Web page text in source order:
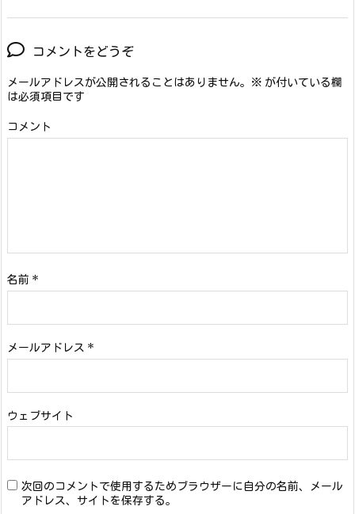
コメントをどうぞ
メールアドレスが公開されることはありません。 ※ が付いている欄
は必須項目です
コメント
名前 *
メールアドレス *
ウェブサイト
次回のコメントで使用するためブラウザーに自分の名前、メール
アドレス、サイトを保存する。